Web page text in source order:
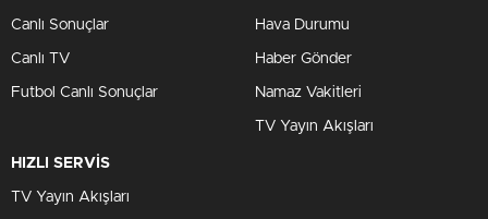
Canlı Sonuçlar
Canlı TV
Futbol Canlı Sonuçlar
Hava Durumu
Haber Gönder
Namaz Vakitleri
TV Yayın Akışları
HIZLI SERVİS
TV Yayın Akışları